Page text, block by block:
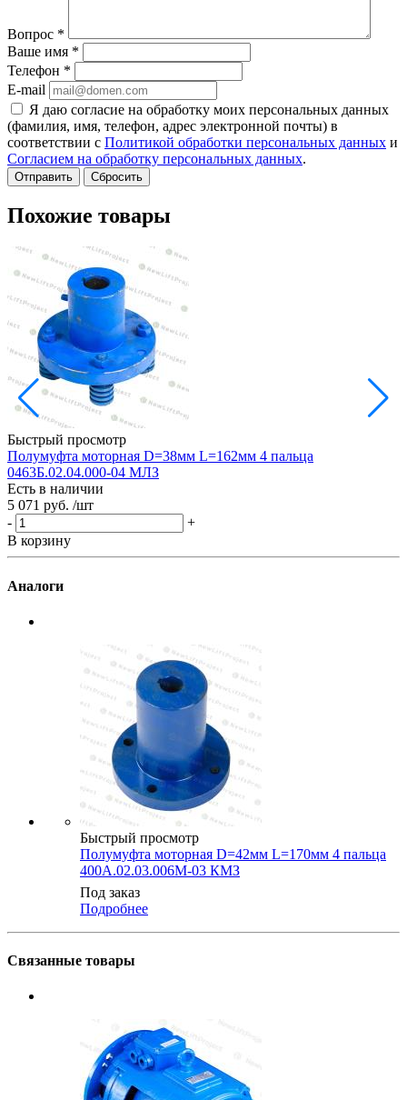
Вопрос *
Ваше имя *
Телефон *
E-mail
Я даю согласие на обработку моих персональных данных
(фамилия, имя, телефон, адрес электронной почты) в
соответствии с Политикой обработки персональных данных и
Согласием на обработку персональных данных.
Сбросить
Похожие товары
Быстрый просмотр
Полумуфта моторная D=38мм L=162мм 4 пальца
0463Б.02.04.000-04 МЛЗ
Есть в наличии
5 071 руб. /шт
-
+
В корзину
Аналоги
Быстрый просмотр
Полумуфта моторная D=42мм L=170мм 4 пальца
400А.02.03.006М-03 КМЗ
Под заказ
Подробнее
Связанные товары